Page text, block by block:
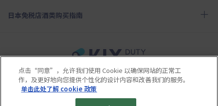
日本免税店酒类购买指南
使用条款 隐私保护条款
Cookie政策
关于社交媒体使用规章
点击“同意”，允许我们使用 Cookie 以确保网站的正常工
作，及更好地向您提供个性化的设计内容和改善我们的服务。
单击此处了解 cookie 政策